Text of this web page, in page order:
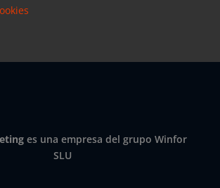
es una empresa del grupo Winfor
SLU